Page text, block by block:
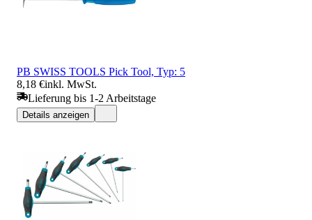
PB SWISS TOOLS Pick Tool, Typ: 5
8,18 €inkl. MwSt.
Lieferung bis 1-2 Arbeitstage
Details anzeigen